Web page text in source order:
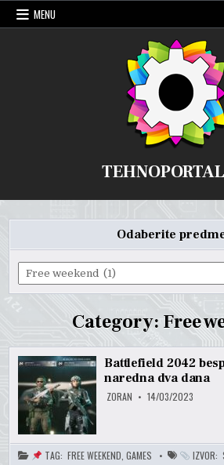
Skip
MENU
TEHNOPORTAL
Odaberite
Odaberite
predmet:
Category: Free
Battlefield 2042
naredna dva dana
ZORAN 14/03/2023
TAG: FREE WEEKEND GAMES IZVOR: